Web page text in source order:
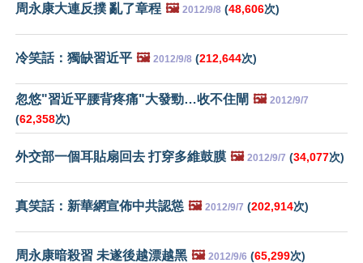
周永康大連反撲 亂了章程 🖼️ 2012/9/8 (48,606次)
冷笑話：獨缺習近平 🖼️ 2012/9/8 (212,644次)
忽悠"習近平腰背疼痛"大發勁…收不住閘 🖼️ 2012/9/7
(62,358次)
外交部一個耳貼扇回去 打穿多維鼓膜 🖼️ 2012/9/7 (34,077次)
真笑話：新華網宣佈中共認慫 🖼️ 2012/9/7 (202,914次)
周永康暗殺習 未遂後越漂越黑 🖼️ 2012/9/6 (65,299次)